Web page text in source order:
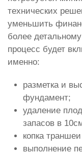
технических
уменьшить
более
процесс будет
именно:
разметка и
фундамент;
удаление
запасов в
копка
выполнение